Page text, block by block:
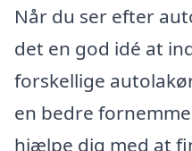
Når du ser efter
det en god idé at
forskellige
en bedre
hjælpe dig med at